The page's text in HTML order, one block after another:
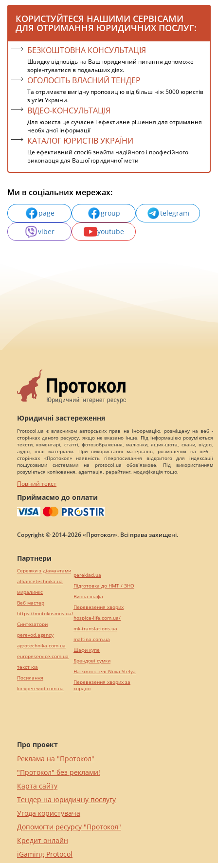
КОРИСТУЙТЕСЯ НАШИМИ СЕРВІСАМИ
ДЛЯ ОТРИМАННЯ ЮРИДИЧНИХ ПОСЛУГ:
БЕЗКОШТОВНА КОНСУЛЬТАЦІЯ
Швидку відповідь на Ваш юридичний питання допоможе
зорієнтуватися в подальших діях.
ОГОЛОСІТЬ ВЛАСНИЙ ТЕНДЕР
Та отримаєте вигідну пропозицію від більш ніж 5000 юристів
з усієї України.
ВІДЕО-КОНСУЛЬТАЦІЯ
Для юриста це сучасне і ефективне рішення для отримання
необхідної інформації
КАТАЛОГ ЮРИСТІВ УКРАЇНИ
Це ефективний спосіб знайти надійного і професійного
виконавця для Вашої юридичної мети
Ми в соціальних мережах:
page group
telegram
viber
youtube
Юридичні застереження
Protocol.ua є власником авторських прав на інформацію, розміщену на веб -
сторінках даного ресурсу, якщо не вказано інше. Під інформацією розуміються
тексти, коментарі, статті, фотозображення, малюнки, ящик-шота, скани, відео,
аудіо, інші матеріали. При використанні матеріалів, розміщених на веб -
сторінках «Протокол» наявність гіперпосилання відкритого для індексації
пошуковими системами на protocol.ua обов`язкове. Під використанням
розуміється копіювання, адаптація, рерайтинг, модифікація тощо.
Повний текст
Приймаємо до оплати
Copyright © 2014-2026 «Протокол». Всі права захищені.
Про проект
Реклама на "Протокол"
"Протокол" без реклами!
Карта сайту
Тендер на юридичну послугу
Угода користувача
Допомогти ресурсу "Протокол"
Кредит онлайн
iGaming Protocol
Партнери
Сережки з діамантами
alliancetechnika.ua
миралинкс
Веб мастер
https://motokosmos.ua/
Синтезатори
perevod.agency
agrotechnika.com.ua
europeservice.com.ua
текст юа
Посилання
kievperevod.com.ua
pereklad.ua
Підготовка до НМТ / ЗНО
Винна шафа
Перевезення хворих
hospice-life.com.ua/
mk-translations.ua
maltina.com.ua
Шафи купе
Брендові сумки
Натяжні стелі Nova Stelya
Перевезення хворих за
кордон